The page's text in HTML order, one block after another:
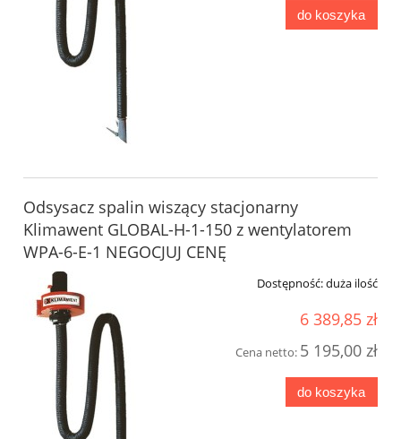
do koszyka
Odsysacz spalin wiszący stacjonarny
Klimawent GLOBAL-H-1-150 z wentylatorem
WPA-6-E-1 NEGOCJUJ CENĘ
Dostępność:duża ilość
6 389,85 zł
Cena netto: 5 195,00 zł
do koszyka